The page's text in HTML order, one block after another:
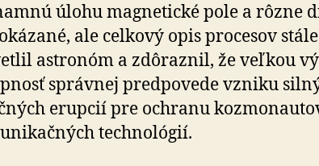
úlohu magnetické pole a rôzne
ale celkový opis procesov
astronóm a zdôraznil, že veľkou
správnej predpovede vzniku
erupcií pre ochranu
technológií.